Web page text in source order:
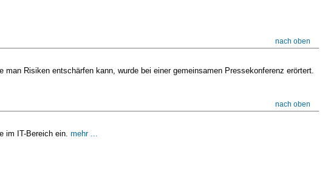
nach oben
Risiken entschärfen kann, wurde bei einer gemeinsamen Pressekonferenz erörtert.
nach oben
im IT-Bereich ein. mehr ...